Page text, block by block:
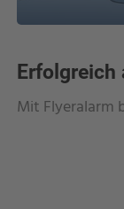
Erfolgreich
Mit Flyeralarm